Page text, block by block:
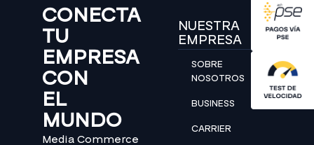
CONECTA
TU
EMPRESA
CON
EL
MUNDO
Media Commerce
NUESTRA
EMPRESA
SOBRE
NOSOTROS
BUSINESS
CARRIER